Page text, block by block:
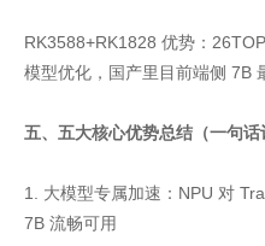
RK3588+RK1828 优势：
模型优化，国产里目前端侧 7B
五、五大核心优势总结（一句话
1. 大模型专属加速：NPU 对
7B 流畅可用